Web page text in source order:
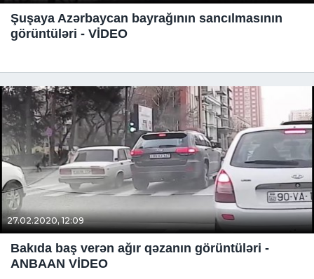
Şuşaya Azərbaycan bayrağının sancılmasının
görüntüləri - VİDEO
27.02.2020, 12:09
Bakıda baş verən ağır qəzanın görüntüləri -
ANBAAN VİDEO